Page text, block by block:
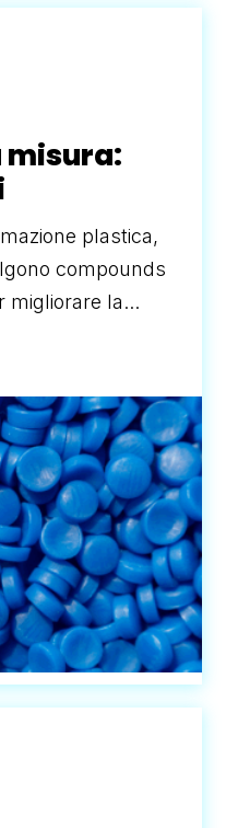
misura:
plastica,
compounds
migliorare la...